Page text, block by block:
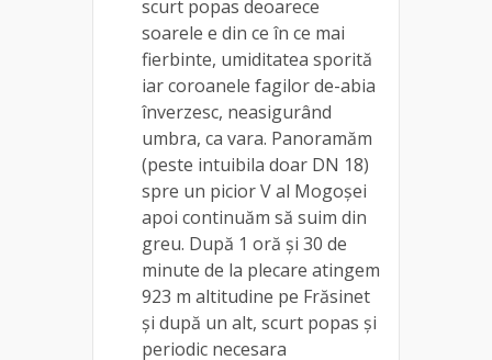
scurt popas deoarece
soarele e din ce în ce mai
fierbinte, umiditatea sporită
iar coroanele fagilor de-abia
înverzesc, neasigurând
umbra, ca vara. Panoramăm
(peste intuibila doar DN 18)
spre un picior V al Mogoșei
apoi continuăm să suim din
greu. După 1 oră și 30 de
minute de la plecare atingem
923 m altitudine pe Frăsinet
și după un alt, scurt popas și
periodic necesara